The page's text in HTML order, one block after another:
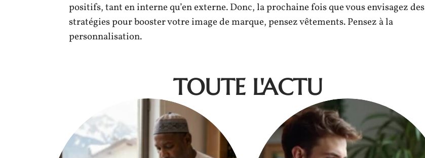
positifs, tant en interne qu’en externe. Donc, la prochaine fois que vous envisagez des
stratégies pour booster votre image de marque, pensez vêtements. Pensez à la
personnalisation.
TOUTE L'ACTU